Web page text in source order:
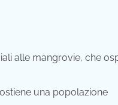
alle mangrovie, che
una popolazione